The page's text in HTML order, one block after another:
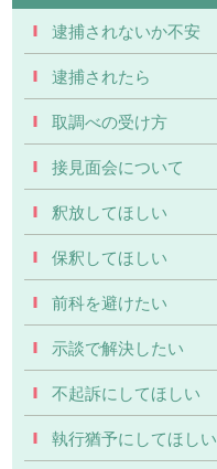
逮捕されないか不安
逮捕されたら
取調べの受け方
接見面会について
釈放してほしい
保釈してほしい
前科を避けたい
示談で解決したい
不起訴にしてほしい
執行猶予にしてほしい